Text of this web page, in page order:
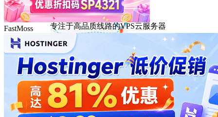
DMIT
专注于高品质线路的VPS云服务器
FastMoss